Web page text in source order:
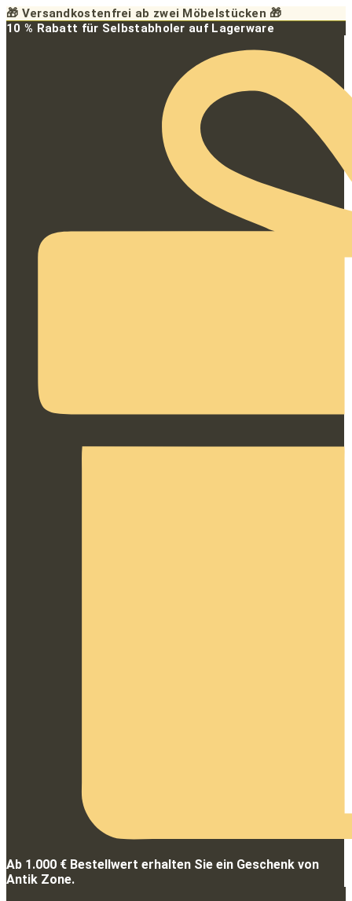
Zum
Inhalt
🎁 Versandkostenfrei ab zwei Möbelstücken 🎁
10 % Rabatt für Selbstabholer auf Lagerware
Ab 1.000 € Bestellwert erhalten Sie ein Geschenk von
Antik Zone.